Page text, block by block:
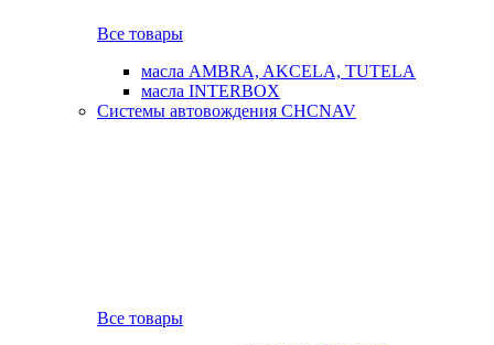
Все товары
масла AMBRA, AKCELA, TUTELA
масла INTERBOX
Системы автовождения CHCNAV
Все товары